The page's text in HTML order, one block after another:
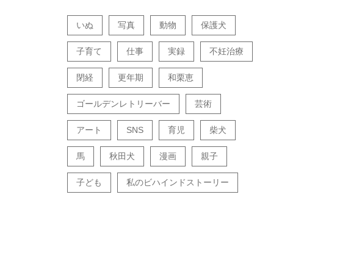
いぬ 写真 動物 保護犬
子育て 仕事 実録 不妊治療
閉経 更年期 和栗恵
ゴールデンレトリーバー 芸術
アート SNS 育児 柴犬
馬 秋田犬 漫画 親子
子ども 私のビハインドストーリー